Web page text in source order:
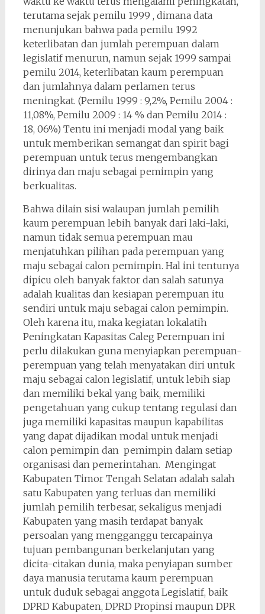
terutama sejak pemilu 1999 , dimana data
menunjukan bahwa pada pemilu 1992
keterlibatan dan jumlah perempuan dalam
legislatif menurun, namun sejak 1999 sampai
pemilu 2014, keterlibatan kaum perempuan
dan jumlahnya dalam perlamen terus
meningkat. (Pemilu 1999 : 9,2%, Pemilu 2004 :
11,08%, Pemilu 2009 : 14 % dan Pemilu 2014 :
18, 06%) Tentu ini menjadi modal yang baik
untuk memberikan semangat dan spirit bagi
perempuan untuk terus mengembangkan
dirinya dan maju sebagai pemimpin yang
berkualitas.
Bahwa dilain sisi walaupan jumlah pemilih
kaum perempuan lebih banyak dari laki-laki,
namun tidak semua perempuan mau
menjatuhkan pilihan pada perempuan yang
maju sebagai calon pemimpin. Hal ini tentunya
dipicu oleh banyak faktor dan salah satunya
adalah kualitas dan kesiapan perempuan itu
sendiri untuk maju sebagai calon pemimpin.
Oleh karena itu, maka kegiatan lokalatih
Peningkatan Kapasitas Caleg Perempuan ini
perlu dilakukan guna menyiapkan perempuan-
perempuan yang telah menyatakan diri untuk
maju sebagai calon legislatif, untuk lebih siap
dan memiliki bekal yang baik, memiliki
pengetahuan yang cukup tentang regulasi dan
juga memiliki kapasitas maupun kapabilitas
yang dapat dijadikan modal untuk menjadi
calon pemimpin dan pemimpin dalam setiap
organisasi dan pemerintahan. Mengingat
Kabupaten Timor Tengah Selatan adalah salah
satu Kabupaten yang terluas dan memiliki
jumlah pemilih terbesar, sekaligus menjadi
Kabupaten yang masih terdapat banyak
persoalan yang mengganggu tercapainya
tujuan pembangunan berkelanjutan yang
dicita-citakan dunia, maka penyiapan sumber
daya manusia terutama kaum perempuan
untuk duduk sebagai anggota Legislatif, baik
DPRD Kabupaten, DPRD Propinsi maupun DPR